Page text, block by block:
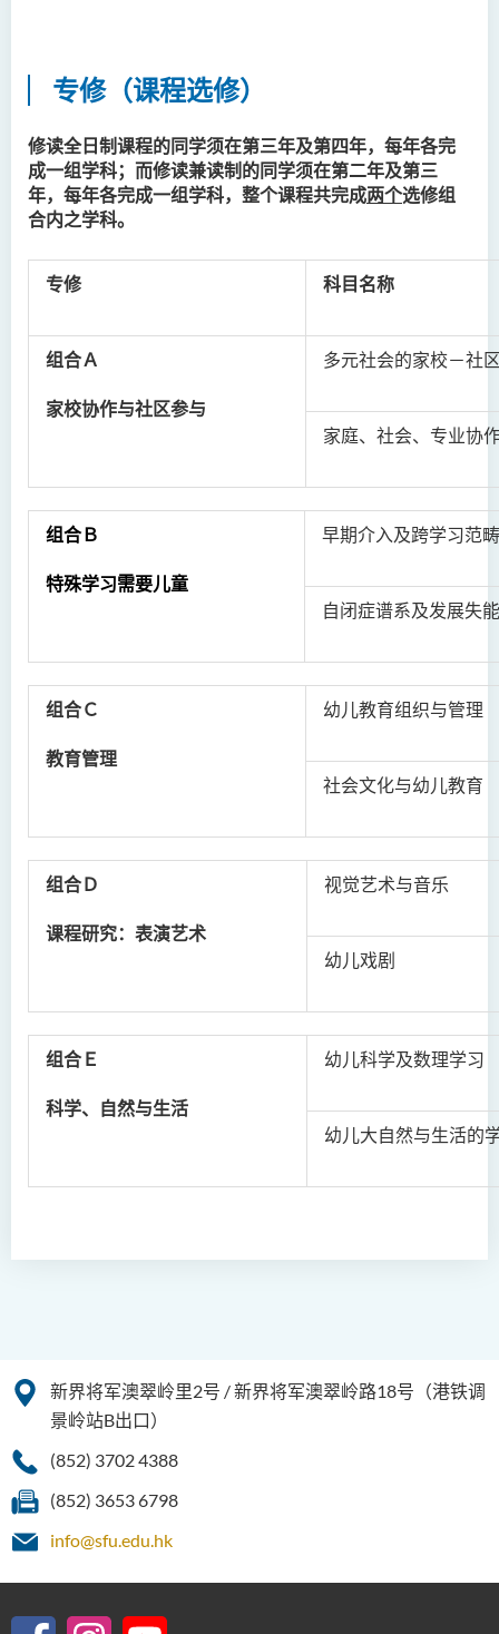
专修（课程选修）
修读全日制课程的同学须在第三年及第四年，每年各完
成一组学科；而修读兼读制的同学须在第二年及第三
年，每年各完成一组学科，整个课程共完成两个选修组
合内之学科。
专修 科目名称
组合Ａ
家校协作与社区参与
多元社会的家校－社
家庭、社会、专业协
组合Ｂ
特殊学习需要儿童
早期介入及跨学习范
自闭症谱系及发展失
组合Ｃ
教育管理
幼儿教育组织与管理
社会文化与幼儿教育
组合Ｄ
课程研究：表演艺术
视觉艺术与音乐
幼儿戏剧
组合Ｅ
科学、自然与生活
幼儿科学及数理学习
幼儿大自然与生活的
新界将军澳翠岭里2号 / 新界将军澳翠岭路18号（港铁调
景岭站B出口）
(852) 3702 4388
(852) 3653 6798
info@sfu.edu.hk